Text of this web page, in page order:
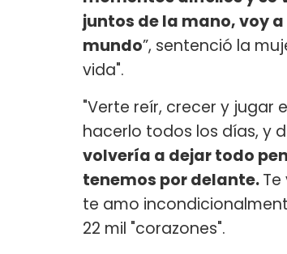
juntos de la mano, voy
mundo”, sentenció la
vida".
"Verte reír, crecer y jugar
hacerlo todos los días, y
volvería a dejar todo
tenemos por delante.
te amo
22 mil "corazones".